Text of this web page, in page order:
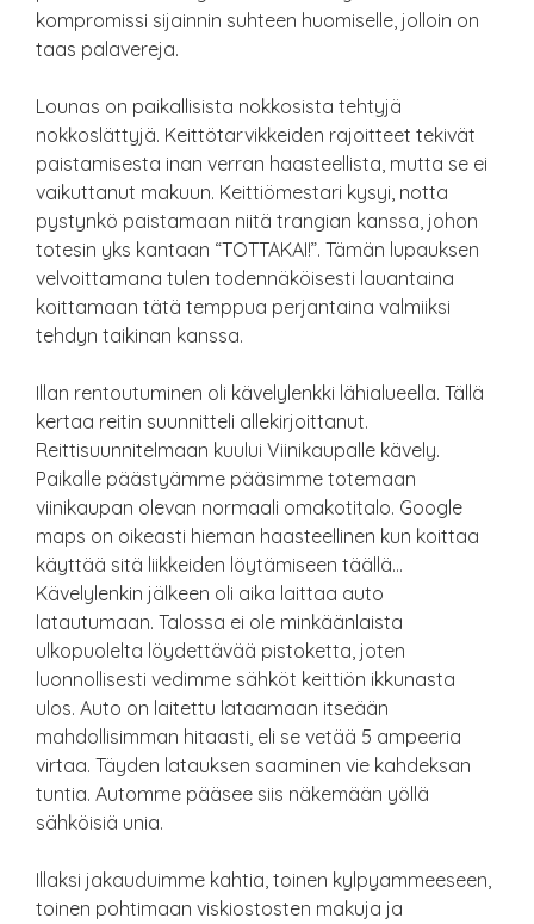
kompromissi sijainnin suhteen huomiselle, jolloin on
taas palavereja.
Lounas on paikallisista nokkosista tehtyjä
nokkoslättyjä. Keittötarvikkeiden rajoitteet tekivät
paistamisesta inan verran haasteellista, mutta se ei
vaikuttanut makuun. Keittiömestari kysyi, notta
pystynkö paistamaan niitä trangian kanssa, johon
totesin yks kantaan “TOTTAKAI!”. Tämän lupauksen
velvoittamana tulen todennäköisesti lauantaina
koittamaan tätä temppua perjantaina valmiiksi
tehdyn taikinan kanssa.
Illan rentoutuminen oli kävelylenkki lähialueella. Tällä
kertaa reitin suunnitteli allekirjoittanut.
Reittisuunnitelmaan kuului Viinikaupalle kävely.
Paikalle päästyämme pääsimme totemaan
viinikaupan olevan normaali omakotitalo. Google
maps on oikeasti hieman haasteellinen kun koittaa
käyttää sitä liikkeiden löytämiseen täällä…
Kävelylenkin jälkeen oli aika laittaa auto
latautumaan. Talossa ei ole minkäänlaista
ulkopuolelta löydettävää pistoketta, joten
luonnollisesti vedimme sähköt keittiön ikkunasta
ulos. Auto on laitettu lataamaan itseään
mahdollisimman hitaasti, eli se vetää 5 ampeeria
virtaa. Täyden latauksen saaminen vie kahdeksan
tuntia. Automme pääsee siis näkemään yöllä
sähköisiä unia.
Illaksi jakauduimme kahtia, toinen kylpyammeeseen,
toinen pohtimaan viskiostosten makuja ja